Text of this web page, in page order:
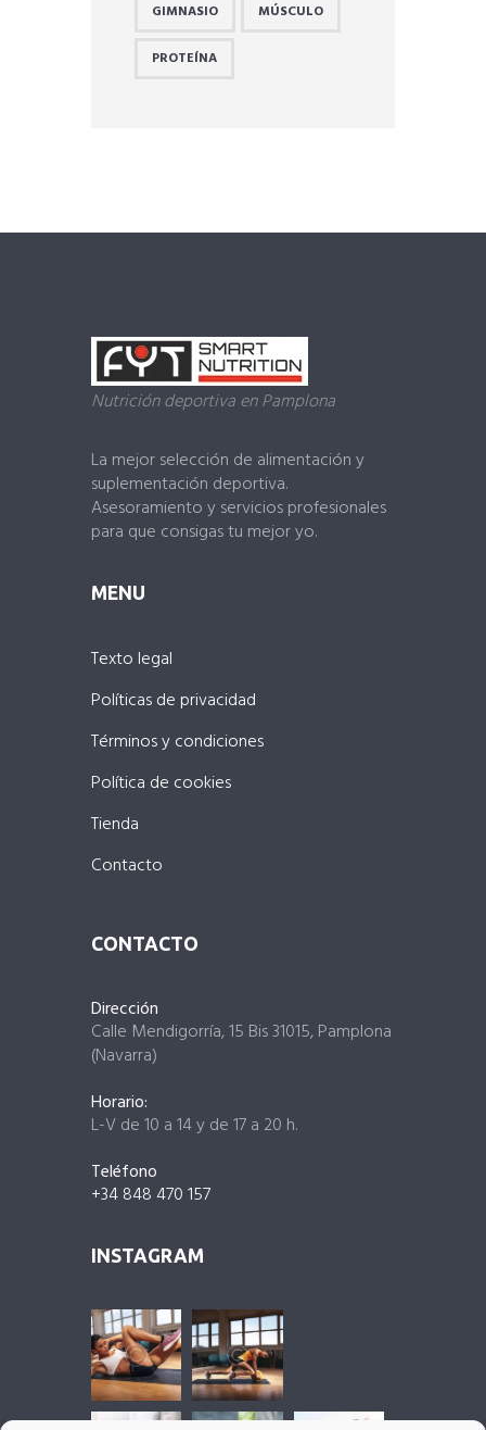
GIMNASIO MÚSCULO
PROTEÍNA
Nutrición deportiva en Pamplona
La mejor selección de alimentación y
suplementación deportiva.
Asesoramiento y servicios profesionales
para que consigas tu mejor yo.
MENU
Texto legal
Políticas de privacidad
Términos y condiciones
Política de cookies
Tienda
Contacto
CONTACTO
Dirección
Calle Mendigorría, 15 Bis 31015, Pamplona
(Navarra)
Horario:
L-V de 10 a 14 y de 17 a 20 h.
Teléfono
+34 848 470 157
INSTAGRAM